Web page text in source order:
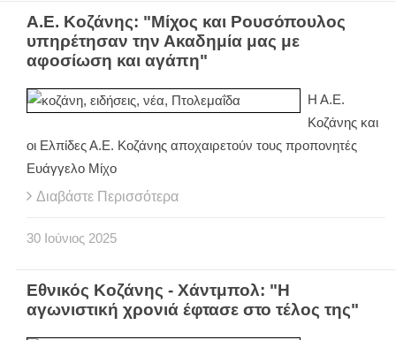
Α.Ε. Κοζάνης: "Μίχος και Ρουσόπουλος
υπηρέτησαν την Ακαδημία μας με
αφοσίωση και αγάπη"
Η Α.Ε.
Κοζάνης και
οι Ελπίδες Α.Ε. Κοζάνης αποχαιρετούν τους προπονητές
Ευάγγελο Μίχο
Διαβάστε Περισσότερα
30 Ιούνιος 2025
Εθνικός Κοζάνης - Χάντμπολ: "Η
αγωνιστική χρονιά έφτασε στο τέλος της"